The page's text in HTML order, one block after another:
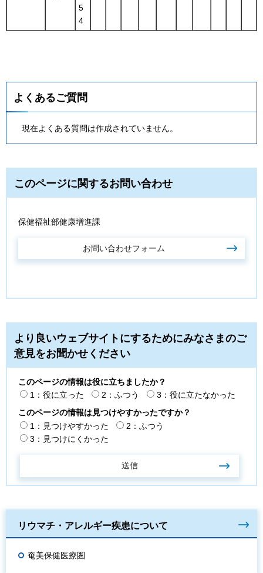
5
4
よくあるご質問
現在よくある質問は作成されていません。
このページに関するお問い合わせ
保健福祉部健康増進課
より良いウェブサイトにするためにみなさまのご
意見をお聞かせください
このページの情報は役に立ちましたか？
1：役に立った
2：ふつう
3：役に立たなかった
このページの情報は見つけやすかったですか？
1：見つけやすかった
2：ふつう
3：見つけにくかった
リウマチ・アレルギー疾患について
奄美保健医療圏